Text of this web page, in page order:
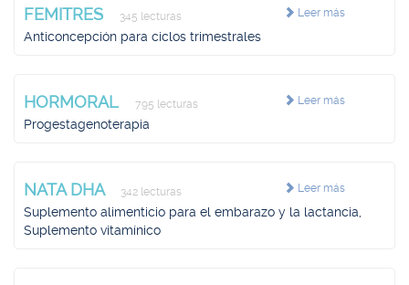
Leer más
FEMITRES 345 lecturas
Anticoncepción para ciclos trimestrales
Leer más
HORMORAL 795 lecturas
Progestagenoterapia
Leer más
NATA DHA 342 lecturas
Suplemento alimenticio para el embarazo y la lactancia,
Suplemento vitamínico